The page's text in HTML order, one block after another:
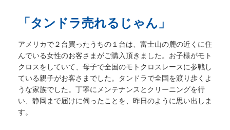
「タンドラ売れるじゃん」
アメリカで２台買ったうちの１台は、富士山の麓の近くに住
んでいる女性のお客さまがご購入頂きました。お子様がモト
クロスをしていて、母子で全国のモトクロスレースに参戦し
ている親子がお客さまでした。タンドラで全国を渡り歩くよ
うな家族でした。丁寧にメンテナンスとクリーニングを行
い、静岡まで届けに伺ったことを、昨日のように思い出しま
す。